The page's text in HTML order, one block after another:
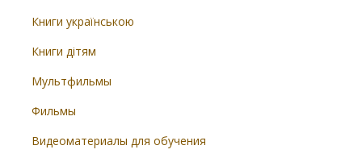
Книги українською
Книги дітям
Мультфильмы
Фильмы
Видеоматериалы для обучения